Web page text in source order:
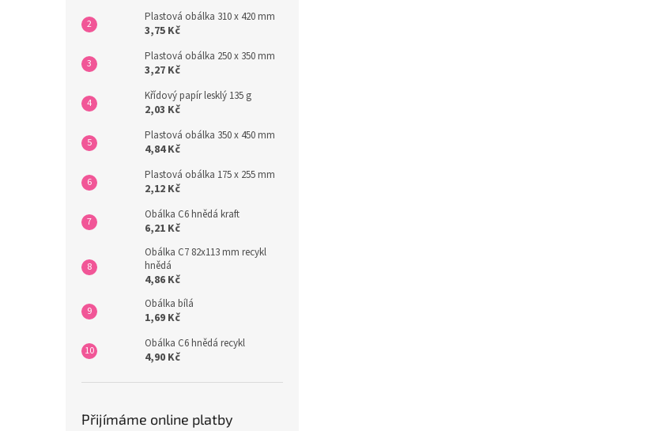
Plastová obálka 310 x 420 mm
3,75 Kč
Plastová obálka 250 x 350 mm
3,27 Kč
Křídový papír lesklý 135 g
2,03 Kč
Plastová obálka 350 x 450 mm
4,84 Kč
Plastová obálka 175 x 255 mm
2,12 Kč
Obálka C6 hnědá kraft
6,21 Kč
Obálka C7 82x113 mm recykl
hnědá
4,86 Kč
Obálka bílá
1,69 Kč
Obálka C6 hnědá recykl
4,90 Kč
Přijímáme online platby